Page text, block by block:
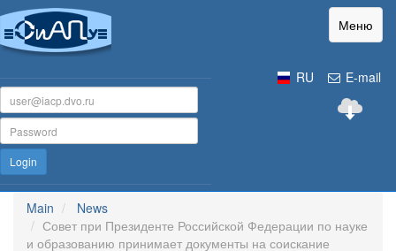
Меню
E-mail
RU
Login
Main
News
Совет при Президенте Российской Федерации по науке
и образованию принимает документы на соискание